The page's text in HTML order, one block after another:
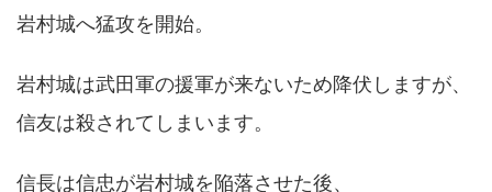
岩村城へ猛攻を開始。
岩村城は武田軍の援軍が来ないため降伏しますが、
信友は殺されてしまいます。
信長は信忠が岩村城を陥落させた後、